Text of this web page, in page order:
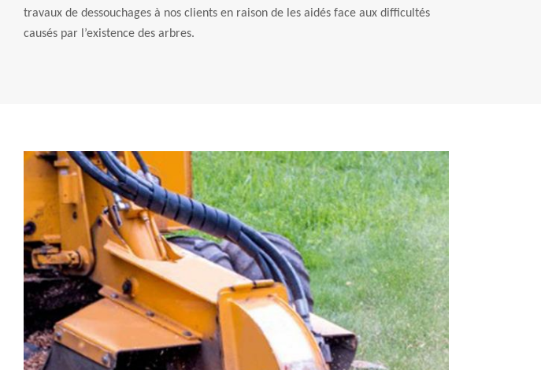
travaux de dessouchages à nos clients en raison de les aidés face aux difficultés
causés par l’existence des arbres.